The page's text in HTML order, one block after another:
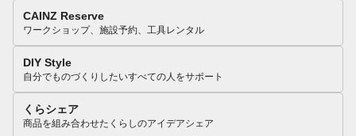
CAINZ Reserve
ワークショップ、施設予約、工具レンタル
DIY Style
自分でものづくりしたいすべての人をサポート
くらシェア
商品を組み合わせたくらしのアイデアシェア